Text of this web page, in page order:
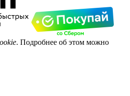
. Подробнее об этом можно